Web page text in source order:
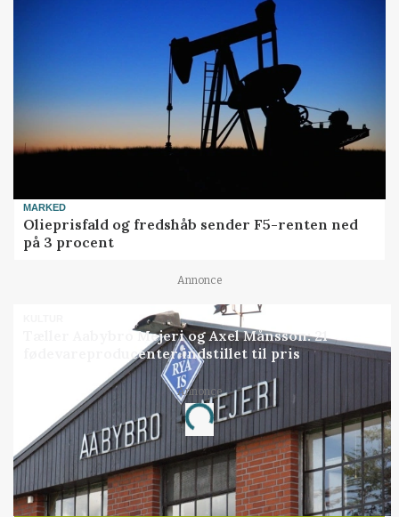
MARKED
Olieprisfald og fredshåb sender F5-renten ned
på 3 procent
Annonce
Tæller Aabybro Mejeri og Axel Månsson: 21
fødevareproducenter indstillet til pris
Annonce
Loading...
Jobs